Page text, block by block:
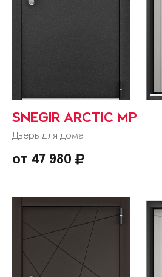
SNEGIR ARCTIC MP
Дверь для дома
от 47 980